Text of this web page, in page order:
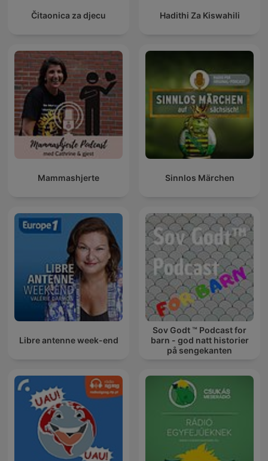
Čitaonica za djecu Hadithi Za Kiswahili
Mammashjerte Sinnlos Märchen
Libre antenne week-end
Sov Godt ™ Podcast for
barn - god natt historier
på sengekanten